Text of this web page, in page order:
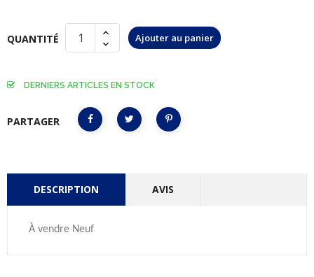
QUANTITÉ Ajouter au panier
DERNIERS ARTICLES EN STOCK
PARTAGER
DESCRIPTION AVIS
À vendre Neuf